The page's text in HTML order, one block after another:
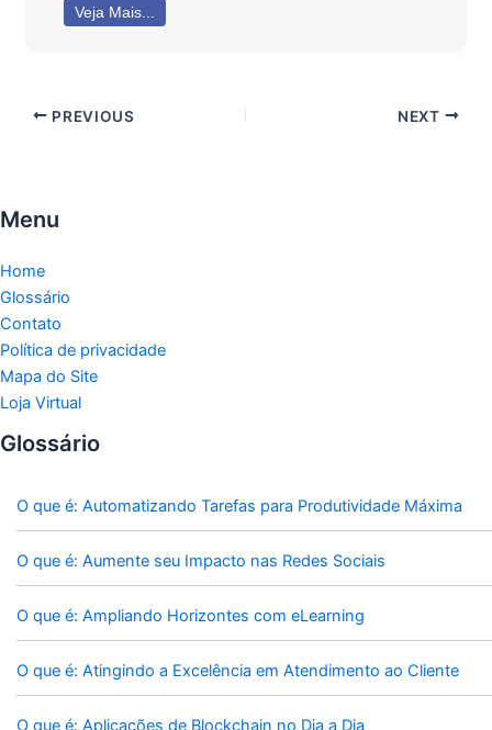
Veja Mais...
PREVIOUS NEXT
Menu
Home
Glossário
Contato
Política de privacidade
Mapa do Site
Loja Virtual
Glossário
O que é: Automatizando Tarefas para Produtividade Máxima
O que é: Aumente seu Impacto nas Redes Sociais
O que é: Ampliando Horizontes com eLearning
O que é: Atingindo a Excelência em Atendimento ao Cliente
O que é: Aplicações de Blockchain no Dia a Dia